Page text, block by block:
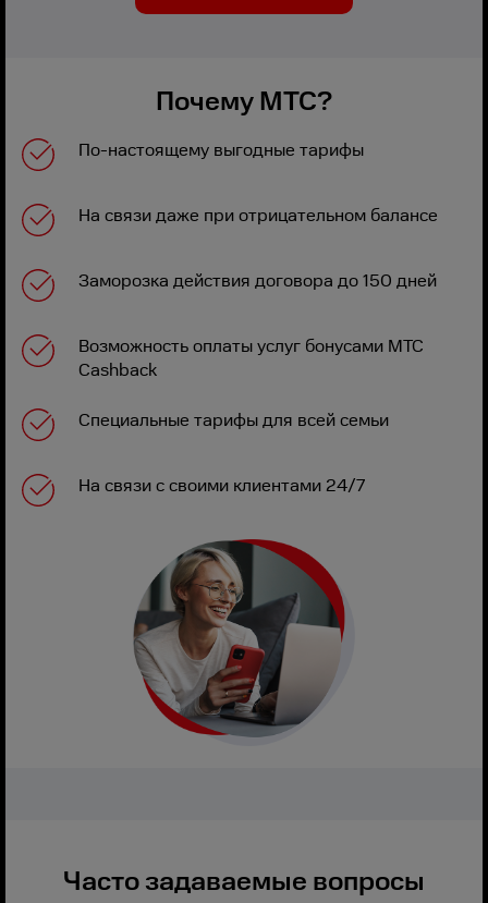
Почему МТС?
По-настоящему выгодные тарифы
На связи даже при отрицательном балансе
Заморозка действия договора до 150 дней
Возможность оплаты услуг бонусами МТС
Cashback
Специальные тарифы для всей семьи
На связи с своими клиентами 24/7
Часто задаваемые вопросы